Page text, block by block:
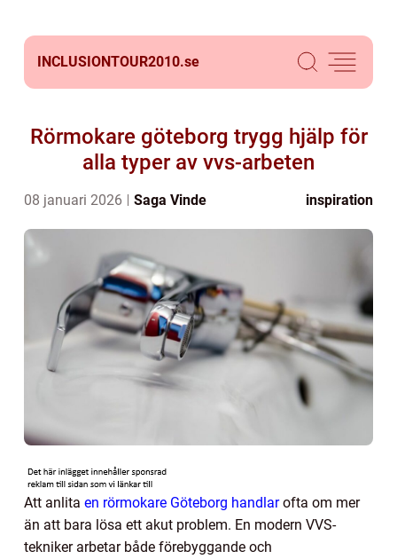
INCLUSIONTOUR2010.se
Rörmokare göteborg trygg hjälp för
alla typer av vvs-arbeten
08 januari 2026 Saga Vinde inspiration
Att anlita en rörmokare Göteborg handlarofta om mer
än att bara lösa ett akut problem. En modern VVS-
tekniker arbetar både förebyggande och